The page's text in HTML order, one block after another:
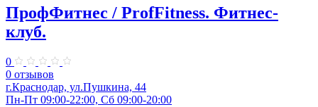
ПрофФитнес / ProfFitness. Фитнес-
клуб.
0
0 отзывов
г.Краснодар, ул.Пушкина, 44
Пн-Пт 09:00-22:00, Сб 09:00-20:00